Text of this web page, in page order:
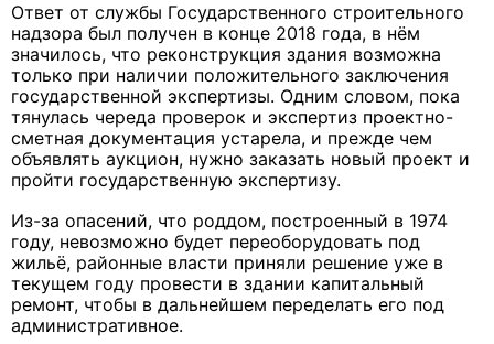
Ответ от службы Государственного строительного
надзора был получен в конце 2018 года, в нём
значилось, что реконструкция здания возможна
только при наличии положительного заключения
государственной экспертизы. Одним словом, пока
тянулась череда проверок и экспертиз проектно-
сметная документация устарела, и прежде чем
объявлять аукцион, нужно заказать новый проект и
пройти государственную экспертизу.
Из-за опасений, что роддом, построенный в 1974
году, невозможно будет переоборудовать под
жильё, районные власти приняли решение уже в
текущем году провести в здании капитальный
ремонт, чтобы в дальнейшем переделать его под
административное.